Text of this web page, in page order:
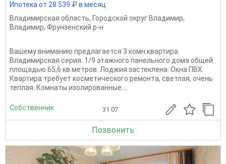
Ипотека от 28 539 ₽ в месяц
Владимирская область, Городской округ Владимир,
Владимир, Фрунзенский р-н
Вашему вниманию предлагается 3 комн.квартира.
Владимирская серия. 1/9 этажного панельного дома общей
площадью 65,6 кв.метров. Лоджия застеклена. Окна ПВХ.
Квартира требует косметического ремонта, светлая, очень
теплая. Комнаты изолированные....
Собственник 31.07
Позвонить